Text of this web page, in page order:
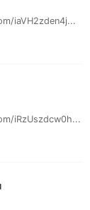
iaVH2zden4j...
iRzUszdcw0h...